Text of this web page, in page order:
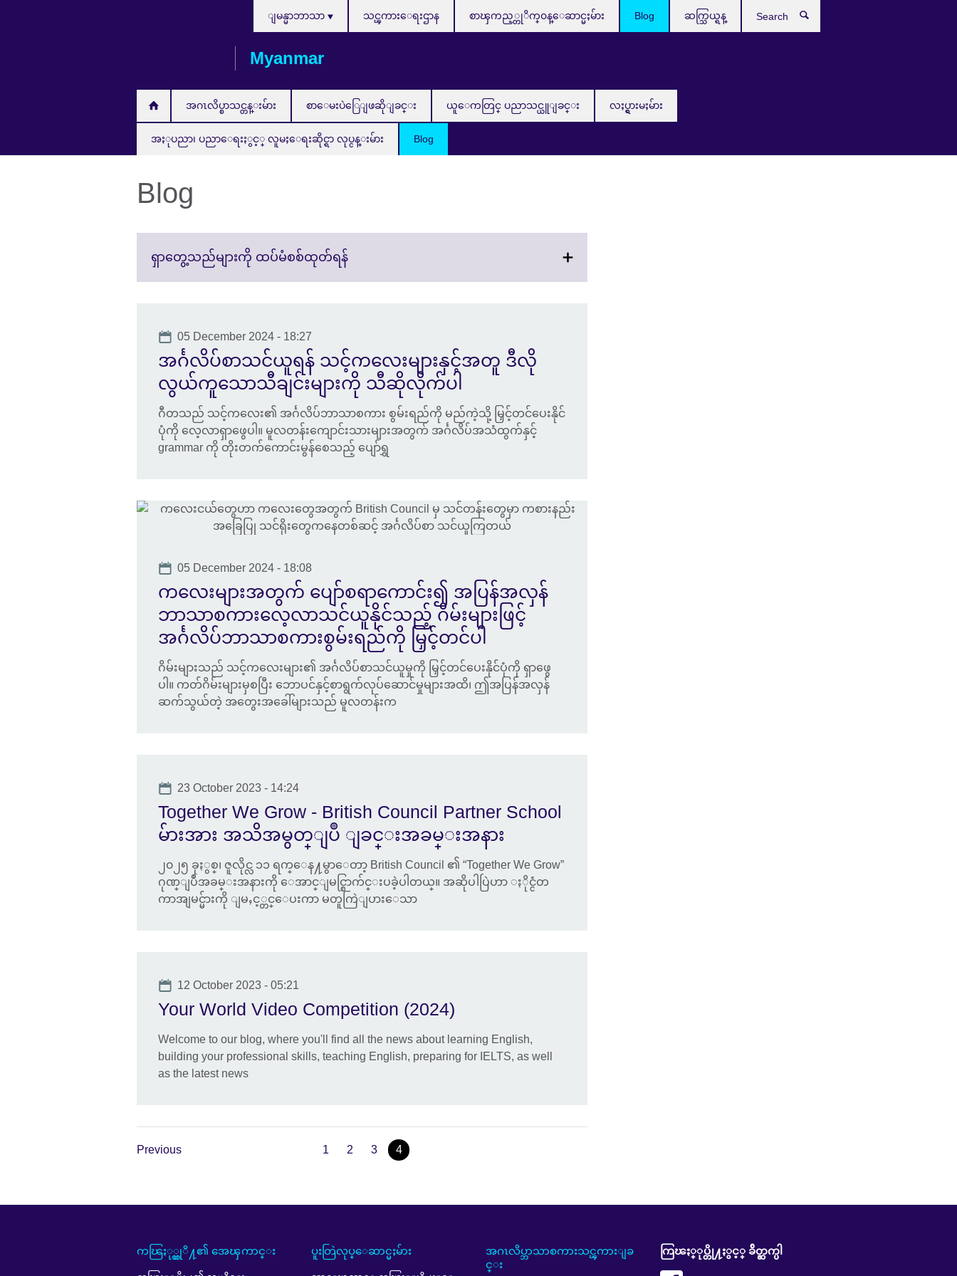
Myanmar
အဂၤလိပ္စာသင္တန္းမ်ား စာေမးပဲြေျဖဆိုျခင္း ယူေကတြင္ ပညာသင္ယူျခင္း လႈပ္ရွားမႈမ်ား
အႏုပညာ၊ ပညာေရးႏွင့္ လူမႈေရးဆိုင္ရာ လုပ္ငန္းမ်ား Blog
your
ျမန္မာဘာသာ သင္ၾကားေရးဌာန စာၾကည့္တုိက္၀န္ေဆာင္မႈမ်ား Blog ဆက္သြယ္ရန္
Blog
ရှာတွေ့သည်များကို ထပ်မံစစ်ထုတ်ရန်Click
Date
05 December 2024 - 18:27
အင်္ဂလိပ်စာသင်ယူရန် သင့်ကလေးများနှင့်အတူ ဒီလို
လွယ်ကူသောသီချင်းများကို သီဆိုလိုက်ပါ
ဂီတသည် သင့်ကလေး၏ အင်္ဂလိပ်ဘာသာစကား စွမ်းရည်ကို မည်ကဲ့သို့ မြှင့်တင်ပေးနိုင်
ပုံကို လေ့လာရှာဖွေပါ။ မူလတန်းကျောင်းသားများအတွက် အင်္ဂလိပ်အသံထွက်နှင့်
grammar ကို တိုးတက်ကောင်းမွန်စေသည့် ပျော်ရွှ
Date
05 December 2024 - 18:08
ကလေးများအတွက် ပျော်စရာကောင်း၍ အပြန်အလှန်
ဘာသာစကားလေ့လာသင်ယူနိုင်သည့် ဂိမ်းများဖြင့်
အင်္ဂလိပ်ဘာသာစကားစွမ်းရည်ကို မြှင့်တင်ပါ
ဂိမ်းများသည် သင့်ကလေးများ၏ အင်္ဂလိပ်စာသင်ယူမှုကို မြှင့်တင်ပေးနိုင်ပုံကို ရှာဖွေ
ပါ။ ကတ်ဂိမ်းများမှစပြီး ဘောပင်နှင့်စာရွက်လုပ်ဆောင်မှုများအထိ၊ ဤအပြန်အလှန်
ဆက်သွယ်တဲ့ အတွေးအခေါ်များသည် မူလတန်းက
Date
23 October 2023 - 14:24
Together We Grow - British Council Partner School
မ်ားအား အသိအမွတ္ျပဳ ျခင္းအခမ္းအနား
၂၀၂၅ ခုႏွစ္၊ ဇူလိုင္လ ၁၁ ရက္ေန႔မွာေတာ့ British Council ၏ “Together We Grow”
ဂုဏ္ျပဳအခမ္းအနားကို ေအာင္ျမင္စြာက်င္းပခဲ့ပါတယ္။ အဆိုပါပြဲဟာ ႏိုင္ငံတ
ကာအျမင္မ်ားကို ျမႇင့္တင္ေပးကာ မတူကြဲျပားေသာ
Date
12 October 2023 - 05:21
Your World Video Competition (2024)
Welcome to our blog, where you'll find all the news about learning English,
building your professional skills, teaching English, preparing for IELTS, as well
as the latest news
Previous 1 2 3 4
ကၽြႏု္ပ္တုိ႔၏ အေၾကာင္း ပူးတြဲလုပ္ေဆာင္မႈမ်ား
အဂၤလိပ္ဘာသာစကားသင္ၾကားျခ
င္း
ကြၽႏ္ုပ္တို႔ႏွင့္ ခ်ိတ္ဆက္ပါ